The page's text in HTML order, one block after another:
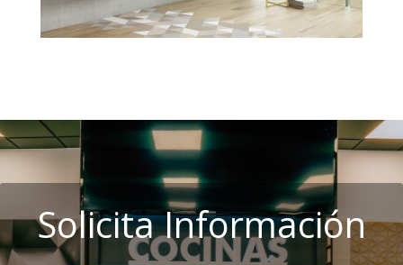
Solicita Información